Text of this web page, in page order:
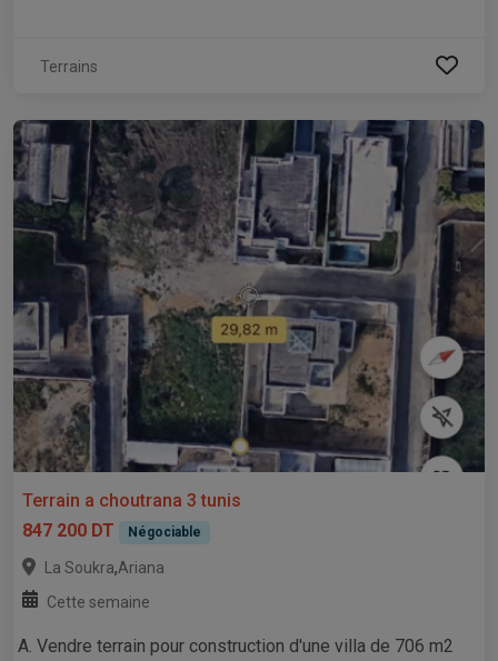
Terrains
Terrain a choutrana 3 tunis
847 200 DT
Négociable
La Soukra,Ariana
Cette semaine
A. Vendre terrain pour construction d'une villa de 706 m2